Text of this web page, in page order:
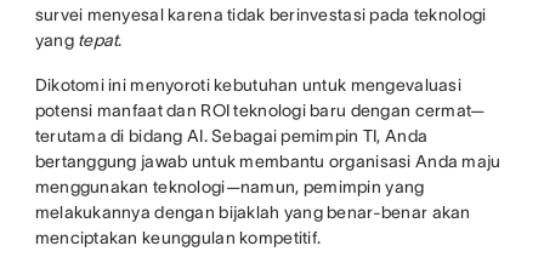
survei menyesal karena tidak berinvestasi pada teknologi
yang tepat.
Dikotomi ini menyoroti kebutuhan untuk mengevaluasi
potensi manfaat dan ROI teknologi baru dengan cermat—
terutama di bidang AI. Sebagai pemimpin TI, Anda
bertanggung jawab untuk membantu organisasi Anda maju
menggunakan teknologi—namun, pemimpin yang
melakukannya dengan bijaklah yang benar-benar akan
menciptakan keunggulan kompetitif.